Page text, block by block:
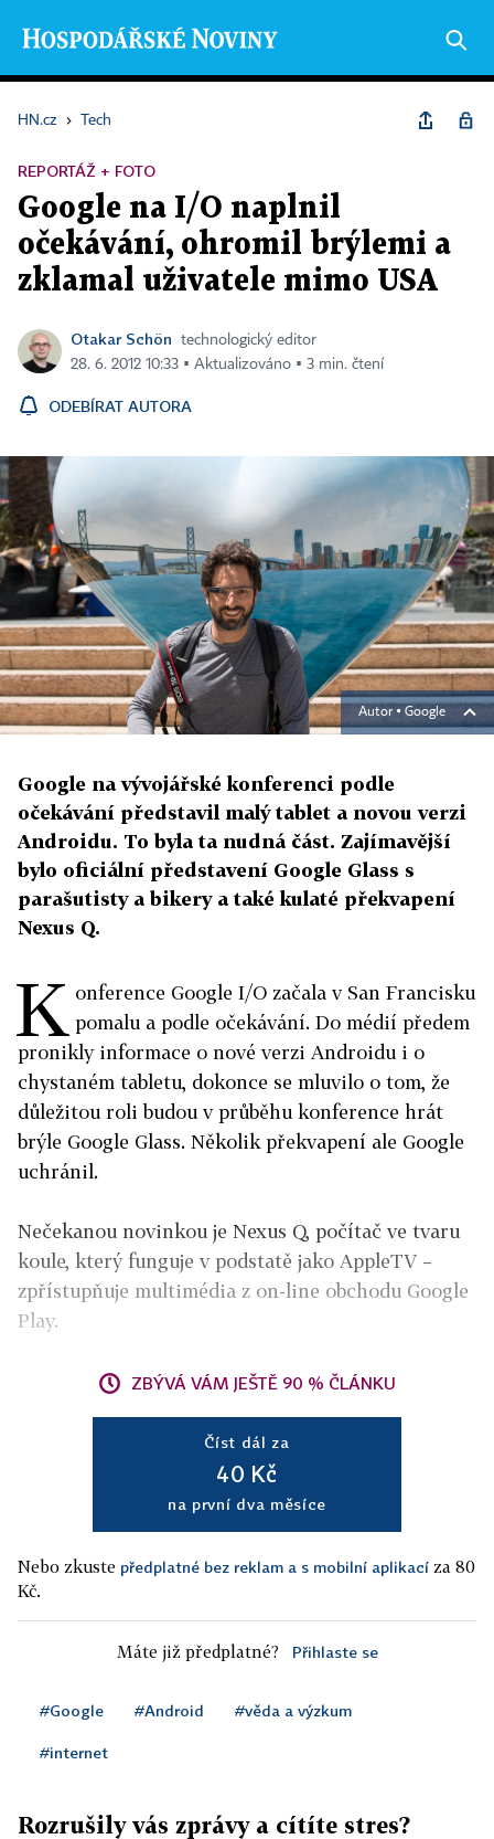
HN.cz › Tech
REPORTÁŽ + FOTO
Google na I/O naplnil
očekávání, ohromil brýlemi a
zklamal uživatele mimo USA
Otakar Schön
technologický editor
28. 6. 2012 10:33 ▪ Aktualizováno ▪ 3 min. čtení
ODEBÍRAT AUTORA
Autor ▪ Google
Google na vývojářské konferenci podle
očekávání představil malý tablet a novou verzi
Androidu. To byla ta nudná část. Zajímavější
bylo oficiální představení Google Glass s
parašutisty a bikery a také kulaté překvapení
Nexus Q.
K onference Google I/O začala v San Francisku
pomalu a podle očekávání. Do médií předem
pronikly informace o nové verzi Androidu i o
chystaném tabletu, dokonce se mluvilo o tom, že
důležitou roli budou v průběhu konference hrát
brýle Google Glass. Několik překvapení ale Google
uchránil.
Nečekanou novinkou je Nexus Q, počítač ve tvaru
koule, který funguje v podstatě jako AppleTV –
zpřístupňuje multimédia z on-line obchodu Google
Play.
ZBÝVÁ VÁM JEŠTĚ 90 % ČLÁNKU
Číst dál za
40 Kč
na první dva měsíce
Nebo zkuste předplatné bez reklam a s mobilní aplikací za 80
Kč.
Máte již předplatné? Přihlaste se
#Google #Android #věda a výzkum
#internet
Rozrušily vás zprávy a cítíte stres?